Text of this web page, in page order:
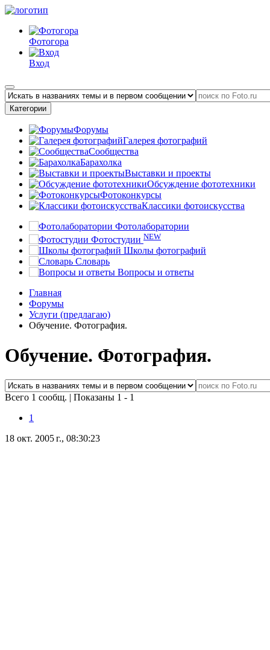
Фотогора
Вход
Категории
Форумы
Галерея фотографий
Сообщества
Барахолка
Выставки и проекты
Обсуждение фототехники
Фотоконкурсы
Классики фотоискусства
Фотолаборатории
Фотостудии NEW
Школы фотографий
Словарь
Вопросы и ответы
Главная
Форумы
Услуги (предлагаю)
Обучение. Фотография.
Обучение. Фотография.
Всего 1 сообщ. | Показаны 1 - 1
1
18 окт. 2005 г., 08:30:23